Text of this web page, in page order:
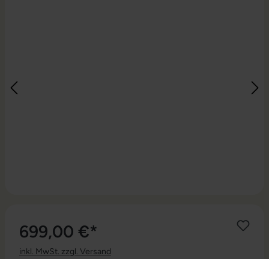
699,00 €*
inkl. MwSt. zzgl. Versand